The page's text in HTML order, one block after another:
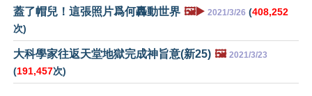
蓋了帽兒！這張照片爲何轟動世界 🖼️▶️ 2021/3/26 (408,252
次)
大科學家往返天堂地獄完成神旨意(新25) 🖼️ 2021/3/23
(191,457次)